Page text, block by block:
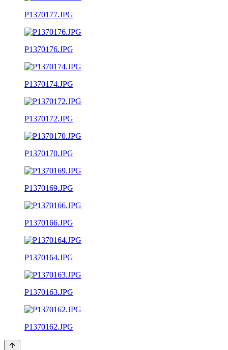
P1370177.JPG
P1370176.JPG
P1370174.JPG
P1370172.JPG
P1370170.JPG
P1370169.JPG
P1370166.JPG
P1370164.JPG
P1370163.JPG
P1370162.JPG